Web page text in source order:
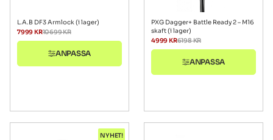
L.A.B DF3 Armlock (i lager)
10699KR
7999KR
ANPASSA
PXG Dagger+ Battle Ready 2 – M16
skaft (i lager)
6198KR
4999KR
ANPASSA
NYHET!